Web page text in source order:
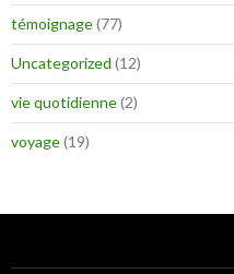
témoignage(77)
Uncategorized (12)
vie quotidienne(2)
voyage(19)